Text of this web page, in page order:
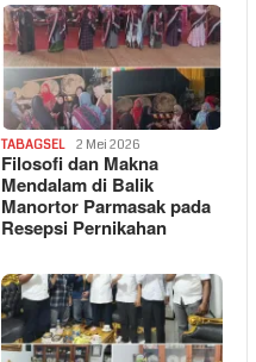
TABAGSEL 2 Mei 2026
Filosofi dan Makna
Mendalam di Balik
Manortor Parmasak pada
Resepsi Pernikahan